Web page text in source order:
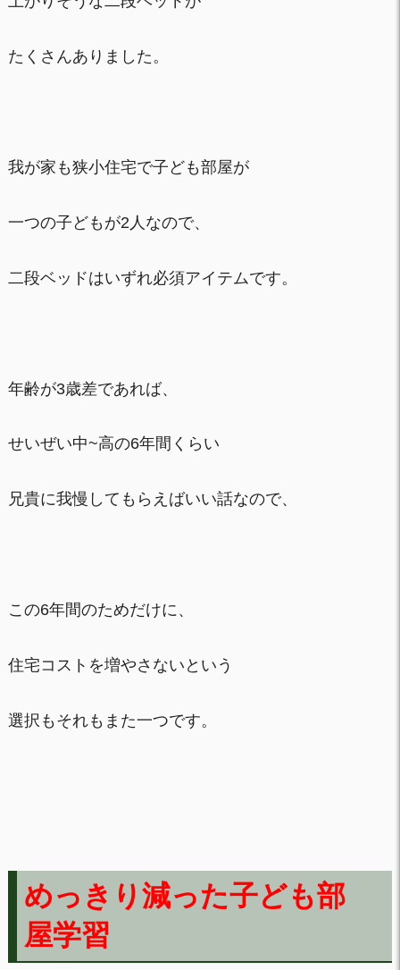
たくさんありました。
我が家も狭小住宅で子ども部屋が
一つの子どもが2人なので、
二段ベッドはいずれ必須アイテムです。
年齢が3歳差であれば、
せいぜい中~高の6年間くらい
兄貴に我慢してもらえばいい話なので、
この6年間のためだけに、
住宅コストを増やさないという
選択もそれもまた一つです。
めっきり減った子ども部
屋学習